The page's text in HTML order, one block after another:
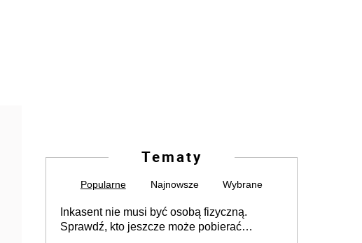
Tematy
Popularne Najnowsze Wybrane
Inkasent nie musi być osobą fizyczną.
Sprawdź, kto jeszcze może pobierać